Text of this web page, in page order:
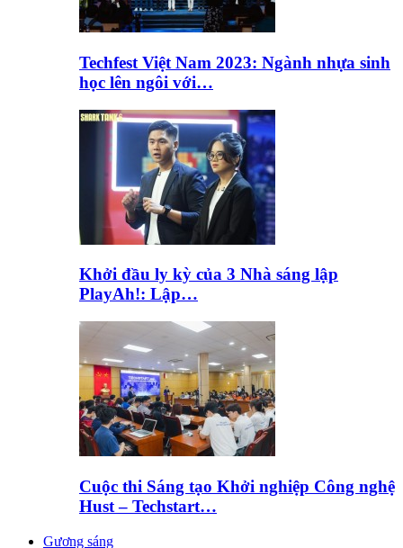
Techfest Việt Nam 2023: Ngành nhựa sinh
học lên ngôi với…
Khởi đầu ly kỳ của 3 Nhà sáng lập
PlayAh!: Lập…
Cuộc thi Sáng tạo Khởi nghiệp Công nghệ
Hust – Techstart…
Gương sáng